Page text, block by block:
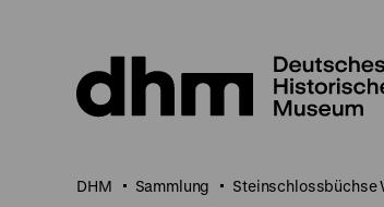
Seiteninhalt
springen
DHM Sammlung Steinschlossbüchse